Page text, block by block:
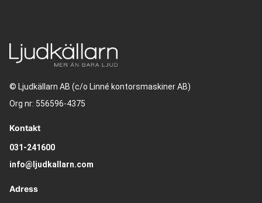
© Ljudkällarn AB (c/o Linné kontorsmaskiner AB)
Org nr: 556596-4375
Kontakt
031-241600
info@ljudkallarn.com
Adress